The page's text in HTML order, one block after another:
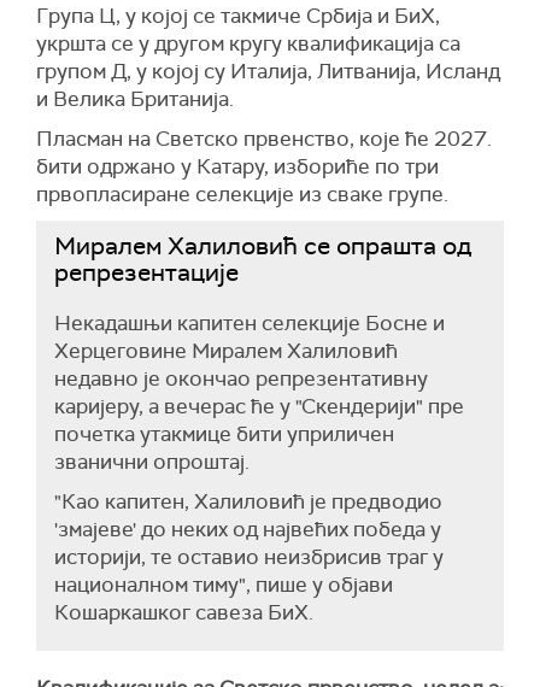
Група Ц, у којој се такмиче Србија и БиХ,
укршта се у другом кругу квалификација са
групом Д, у којој су Италија, Литванија, Исланд
и Велика Британија.
Пласман на Светско првенство, које ће 2027.
бити одржано у Катару, избориће по три
првопласиране селекције из сваке групе.
Миралем Халиловић се опрашта од
репрезентације
Некадашњи капитен селекције Босне и
Херцеговине Миралем Халиловић
недавно је окончао репрезентативну
каријеру, а вечерас ће у "Скендерији" пре
почетка утакмице бити уприличен
званични опроштај.
"Као капитен, Халиловић је предводио
'змајеве' до неких од највећих победа у
историји, те оставио неизбрисив траг у
националном тиму", пише у објави
Кошаркашког савеза БиХ.